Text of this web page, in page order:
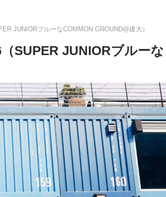
JUNIORブルーなCOMMON GROUND@建大）
SUPER JUNIORブルーな